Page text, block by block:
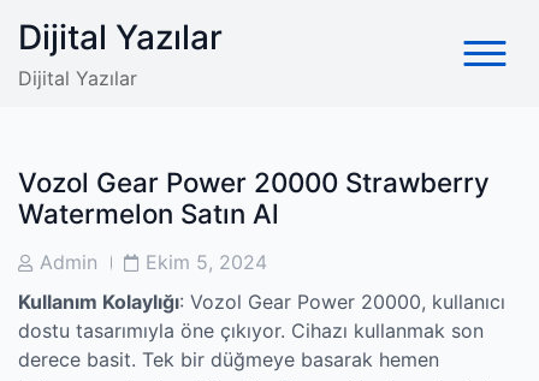
content
Dijital Yazılar
Dijital Yazılar
Vozol Gear Power 20000 Strawberry
Watermelon Satın Al
PostAdmin
PostEkim 5, 2024
Kullanım Kolaylığı: Vozol Gear Power 20000, kullanıcı
dostu tasarımıyla öne çıkıyor. Cihazı kullanmak son
derece basit. Tek bir düğmeye basarak hemen